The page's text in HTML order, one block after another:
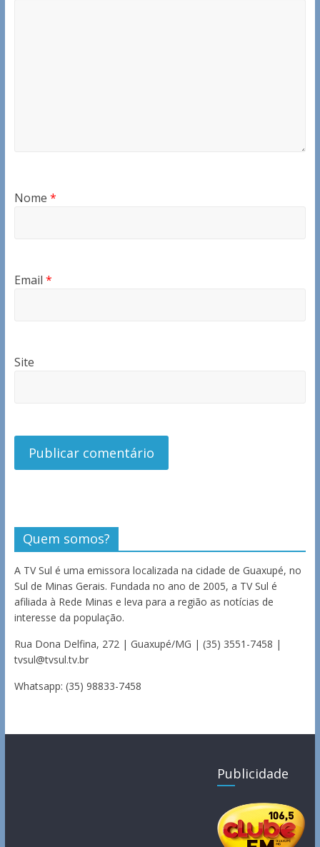
Nome *
Email *
Site
Quem somos?
A TV Sul é uma emissora localizada na cidade de Guaxupé, no
Sul de Minas Gerais. Fundada no ano de 2005, a TV Sul é
afiliada à Rede Minas e leva para a região as notícias de
interesse da população.
Rua Dona Delfina, 272 | Guaxupé/MG | (35) 3551-7458 |
tvsul@tvsul.tv.br
Whatsapp: (35) 98833-7458
Publicidade